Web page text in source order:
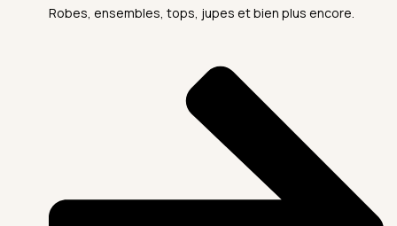
Robes, ensembles, tops, jupes et bien plus encore.